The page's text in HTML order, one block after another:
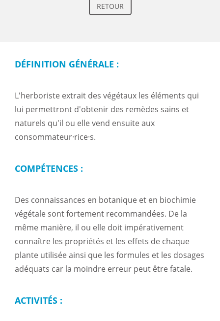
RETOUR
DÉFINITION GÉNÉRALE :
L'herboriste extrait des végétaux les éléments qui
lui permettront d'obtenir des remèdes sains et
naturels qu'il ou elle vend ensuite aux
consommateur·rice·s.
COMPÉTENCES :
Des connaissances en botanique et en biochimie
végétale sont fortement recommandées. De la
même manière, il ou elle doit impérativement
connaître les propriétés et les effets de chaque
plante utilisée ainsi que les formules et les dosages
adéquats car la moindre erreur peut être fatale.
ACTIVITÉS :